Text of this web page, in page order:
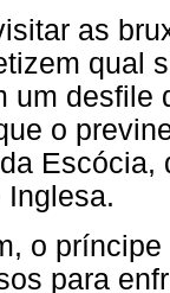
as
qual
um desfile
o
Inglesa.
o
para